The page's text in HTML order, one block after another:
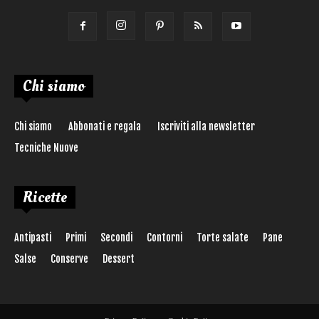
Chi siamo
Chi siamo Abbonati e regala
Iscriviti alla newsletter
Tecniche Nuove
Ricette
Antipasti Primi Secondi Contorni Torte salate
Pane
Salse
Conserve Dessert